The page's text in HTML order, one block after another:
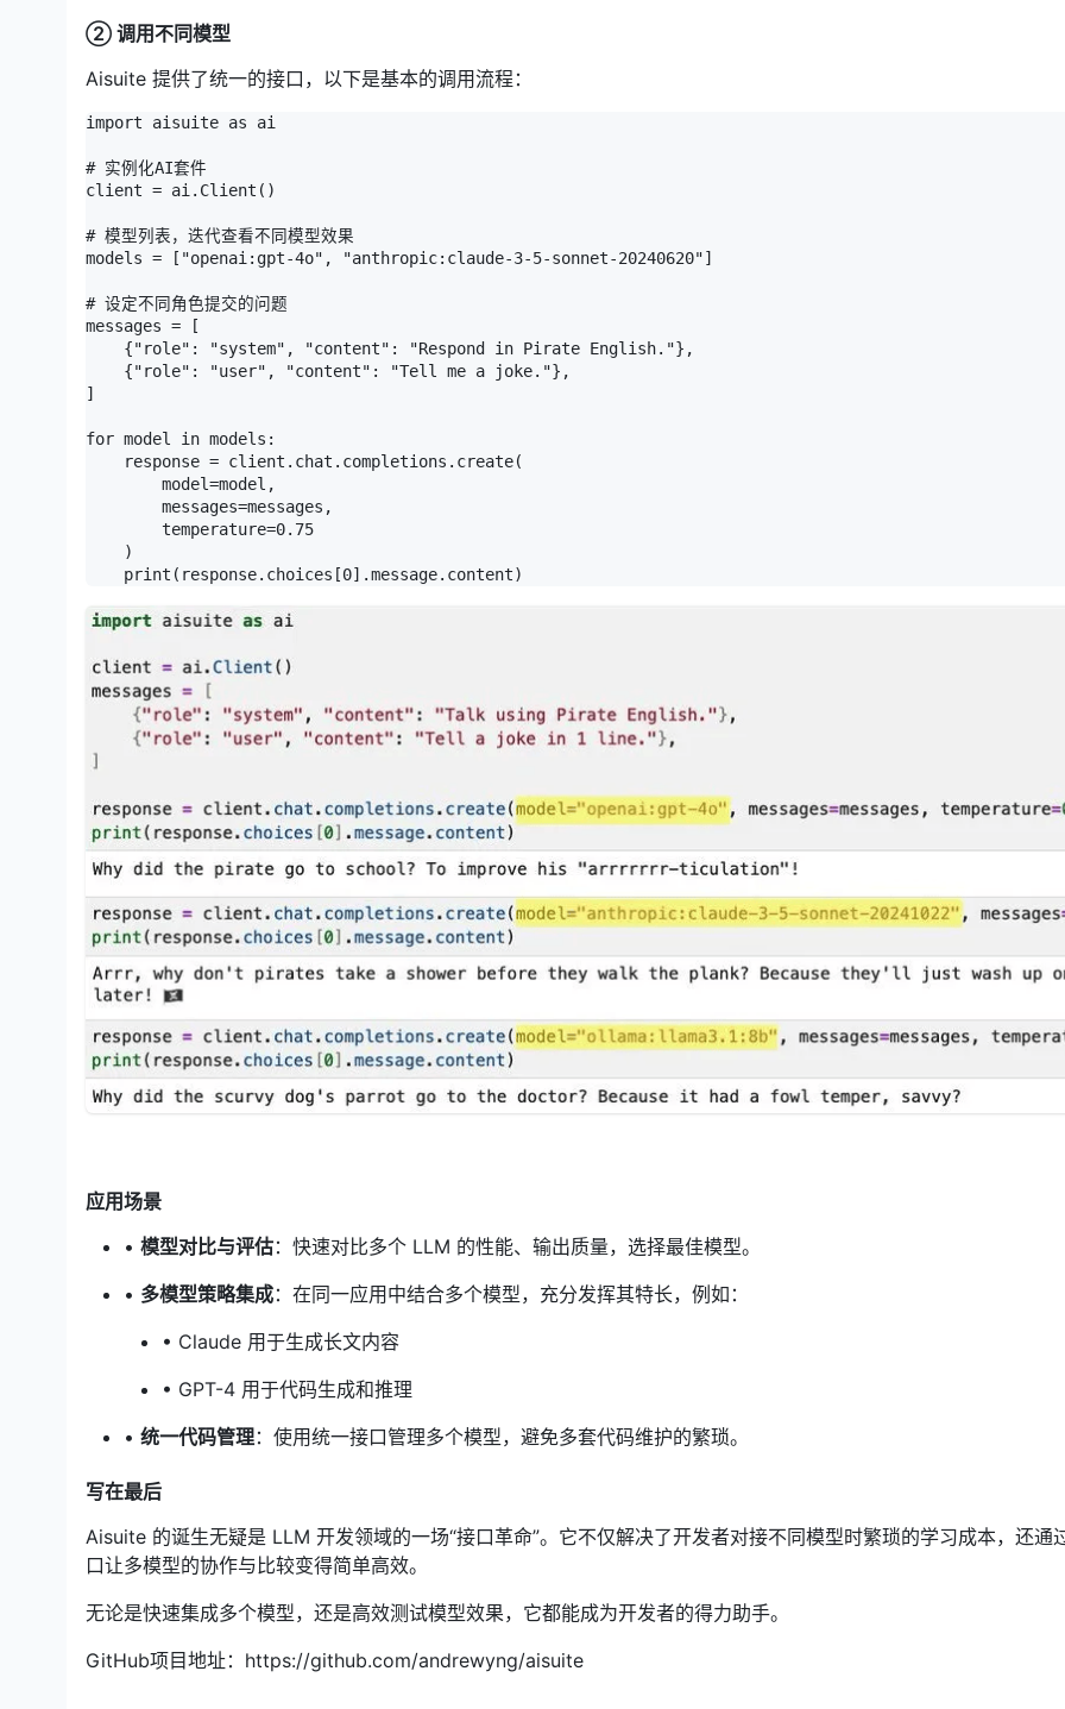
② 调用不同模型
Aisuite 提供了统一的接口，以下是基本的调用流程：
import aisuite as ai
# 实例化AI套件
client = ai.Client()
# 模型列表，迭代查看不同模型效果
models = ["openai:gpt-4o", "anthropic:claude-3-5-sonnet-20240620"]
# 设定不同角色提交的问题
messages = [
    {"role": "system", "content": "Respond in Pirate English."},
    {"role": "user", "content": "Tell me a joke."},
]
for model in models:
    response = client.chat.completions.create(
        model=model,
        messages=messages,
        temperature=0.75
    )
    print(response.choices[0].message.content)
应用场景
• 模型对比与评估：快速对比多个 LLM 的性能、输出质量，选择最佳模型。
• 多模型策略集成：在同一应用中结合多个模型，充分发挥其特长，例如：
• Claude 用于生成长文内容
• GPT-4 用于代码生成和推理
• 统一代码管理：使用统一接口管理多个模型，避免多套代码维护的繁琐。
写在最后
Aisuite 的诞生无疑是 LLM 开发领域的一场“接口革命”。它不仅解决了开发者对接不同模型时繁琐的学习成本，还通
口让多模型的协作与比较变得简单高效。
无论是快速集成多个模型，还是高效测试模型效果，它都能成为开发者的得力助手。
GitHub项目地址：https://github.com/andrewyng/aisuite